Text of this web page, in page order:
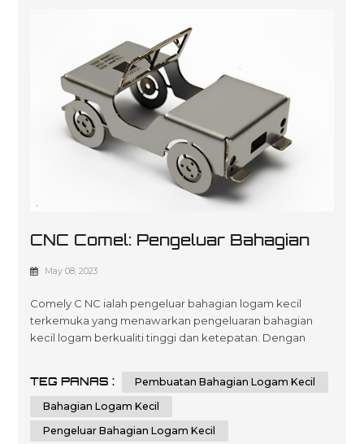
CNC Comel: Pengeluar Bahagian
Logam Kecil Anda Yang Dipercayai
May 08, 2023
Comely C NC ialah pengeluar bahagian logam kecil
terkemuka yang menawarkan pengeluaran bahagian
kecil logam berkualiti tinggi dan ketepatan. Dengan
memenuhi keperluan khusus anda. CNC comely pakar
dalam perkhidmatan fabrikasi kepingan logam. Kami
TEG PANAS :
Pembuatan Bahagian Logam Kecil
Bahagian Logam Kecil
Pengeluar Bahagian Logam Kecil